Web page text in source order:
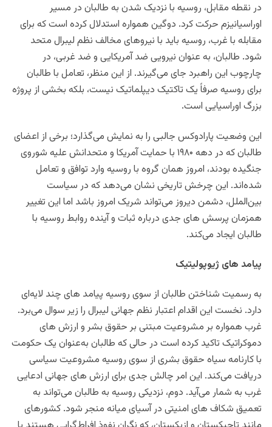
در نقطه مقابل، روسیه با نزدیک شدن به طالبان در مسیر
اوراسیانیزم حرکت کرد. دوگین همواره استدلال کرده است که برای
مقابله با غرب، روسیه باید با نیروهای مخالف نظم لیبرال متحد
شود. طالبان، به‌ عنوان نیرویی ضد آمریکایی و ضد غربی، در
چارچوب این راهبرد جای می‌گیرند. از این منظر، تعامل با طالبان
برای روسیه صرفاً یک تاکتیک دیپلماتیک نیست، بلکه بخشی از پروژه
بزرگ اوراسیایی است.
این وضعیت پارادوکس جالبی را به نمایش می‌گذارد؛ برخی از اعضای
طالبان که در دهه ۱۹۸۰ با حمایت آمریکا و متحدانش علیه شوروی
جنگیده بودند، امروز همان گروه با روسیه وارد توافق و تعامل
شده‌اند. این چرخش تاریخی نشان می‌دهد که در سیاست
بین‌الملل، دشمن دیروز می‌تواند شریک امروز باشد اما این تغییر
همزمان پرسش‌ های جدی درباره ثبات و آینده روابط روسیه با
طالبان ایجاد می‌کند.
پیامد‌ های ژیوپولیتیک
به رسمیت شناختن طالبان از سوی روسیه پیامد های چند لایه‌ای
دارد. نخست این اقدام اعتبار نظم جهانی لیبرال را زیر سوال می‌برد.
غرب همواره بر مشروعیت مبتنی بر حقوق بشر و ارزش‌ های
دموکراتیک تاکید کرده است در حالی که طالبان به‌عنوان یک حکومت
با کارنامه سیاه حقوق بشری از سوی روسیه مشروعیت سیاسی
دریافت می‌کند. این امر چالش جدی برای ارزش‌ های جهانی ادعایی
غرب به شمار می‌آید. دوم، نزدیکی روسیه به طالبان می‌تواند به
تعمیق شکاف‌ های امنیتی در آسیای میانه منجر شود. کشورهای